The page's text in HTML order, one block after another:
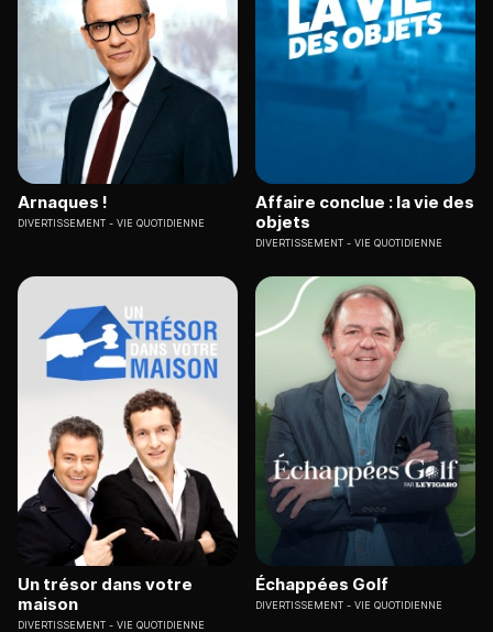
Arnaques !
DIVERTISSEMENT VIE QUOTIDIENNE
Affaire conclue : la vie des
objets
DIVERTISSEMENT VIE QUOTIDIENNE
Un trésor dans votre
maison
DIVERTISSEMENT VIE QUOTIDIENNE
Échappées Golf
DIVERTISSEMENT VIE QUOTIDIENNE